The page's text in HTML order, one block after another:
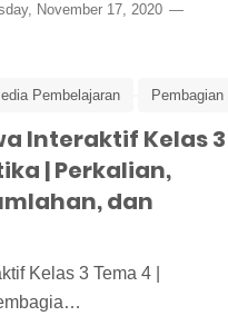
November 17, 2020
Pembelajaran Pembagian
Interaktif Kelas 3
| Perkalian,
dan
Kelas 3 Tema 4 |